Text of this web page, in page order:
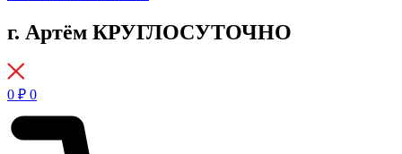
г. Артём КРУГЛОСУТОЧНО
0 ₽ 0